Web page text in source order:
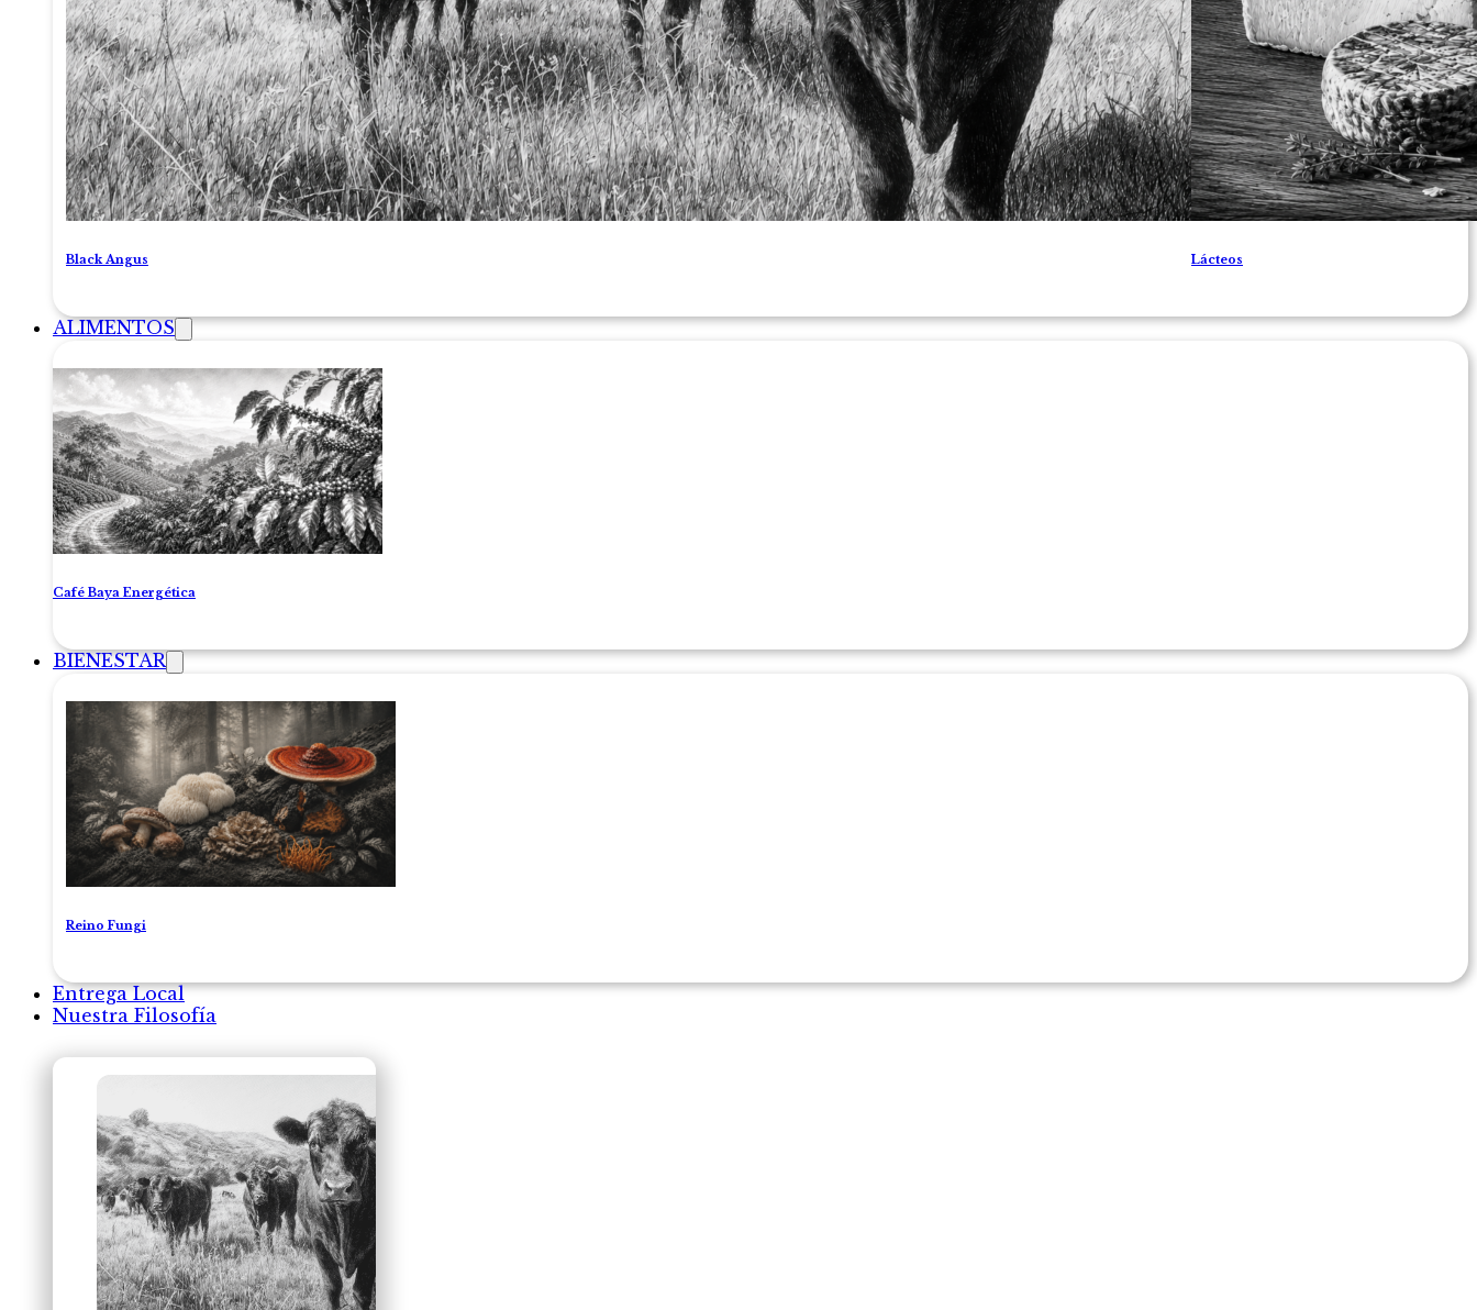
Black Angus Lácteos
ALIMENTOS
Café Baya Energética
BIENESTAR
Reino Fungi
Entrega Local
Nuestra Filosofía